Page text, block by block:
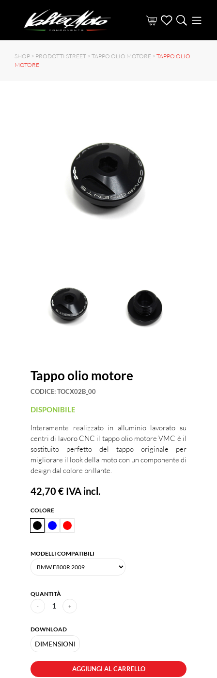
SHOP > PRODOTTI STREET > TAPPO OLIO MOTORE > TAPPO OLIO
MOTORE
Tappo olio motore
CODICE:TOCX02B_00
DISPONIBILE
Interamente realizzato in alluminio lavorato su
centri di lavoro CNC il tappo olio motore VMC è il
sostituito perfetto del tappo originale per
migliorare il look della moto con un componente di
design dal colore brillante.
42,70 € IVA incl.
COLORE
MODELLI COMPATIBILI
QUANTITÀ
- 1 +
DOWNLOAD
DIMENSIONI
AGGIUNGI AL CARRELLO